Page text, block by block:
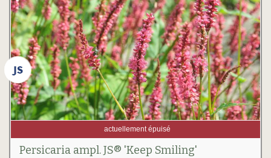
actuellement épuisé
Persicaria ampl. JS® 'Keep Smiling'